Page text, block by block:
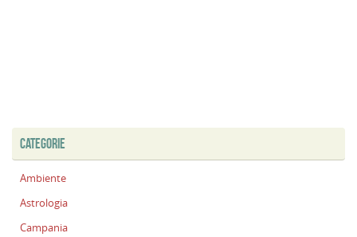
CATEGORIE
Ambiente
Astrologia
Campania